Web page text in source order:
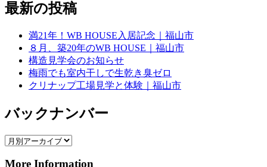
最新の投稿
満21年！WB HOUSE入居記念｜福山市
８月、築20年のWB HOUSE｜福山市
構造見学会のお知らせ
梅雨でも室内干しで生乾き臭ゼロ
クリナップ工場見学と体験｜福山市
バックナンバー
More Information